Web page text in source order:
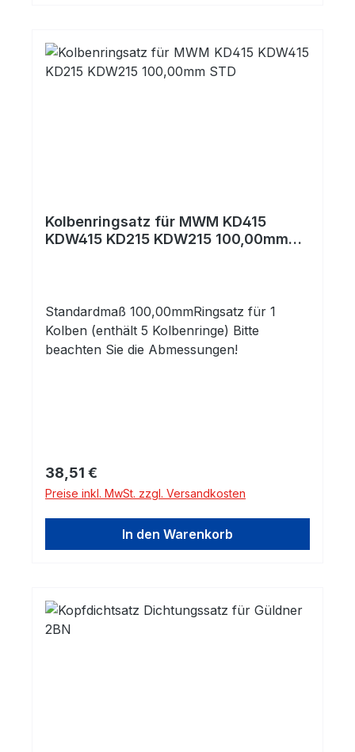
Kolbenringsatz für MWM KD415
KDW415 KD215 KDW215 100,00mm
Standardmaß 100,00mmRingsatz für 1
Kolben (enthält 5 Kolbenringe) Bitte
beachten Sie die Abmessungen!
Regulärer Preis:
38,51 €
Preise inkl. MwSt. zzgl. Versandkosten
In den Warenkorb